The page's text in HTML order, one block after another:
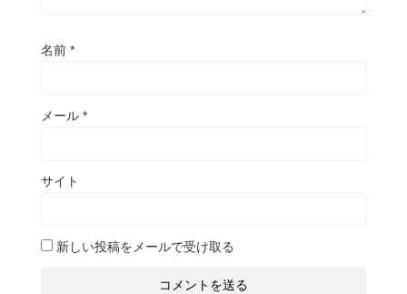
名前 *
メール *
サイト
新しい投稿をメールで受け取る